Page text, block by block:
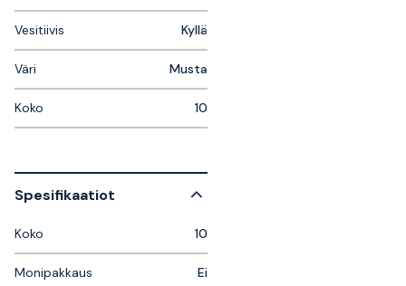
Vesitiivis Kyllä
Väri Musta
Koko 10
Spesifikaatiot
Koko 10
Monipakkaus Ei